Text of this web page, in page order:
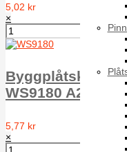
5,02 kr
×
Byggplåtskruv
WS9180 A2 A
5,77 kr
×